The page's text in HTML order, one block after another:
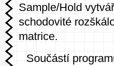
Sample/Hold
schodovité
matrice.
Součástí